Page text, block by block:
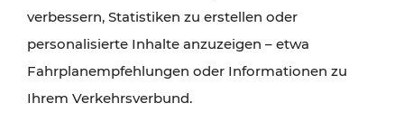
verbessern, Statistiken zu erstellen oder
personalisierte Inhalte anzuzeigen – etwa
Fahrplanempfehlungen oder Informationen zu
Ihrem Verkehrsverbund.